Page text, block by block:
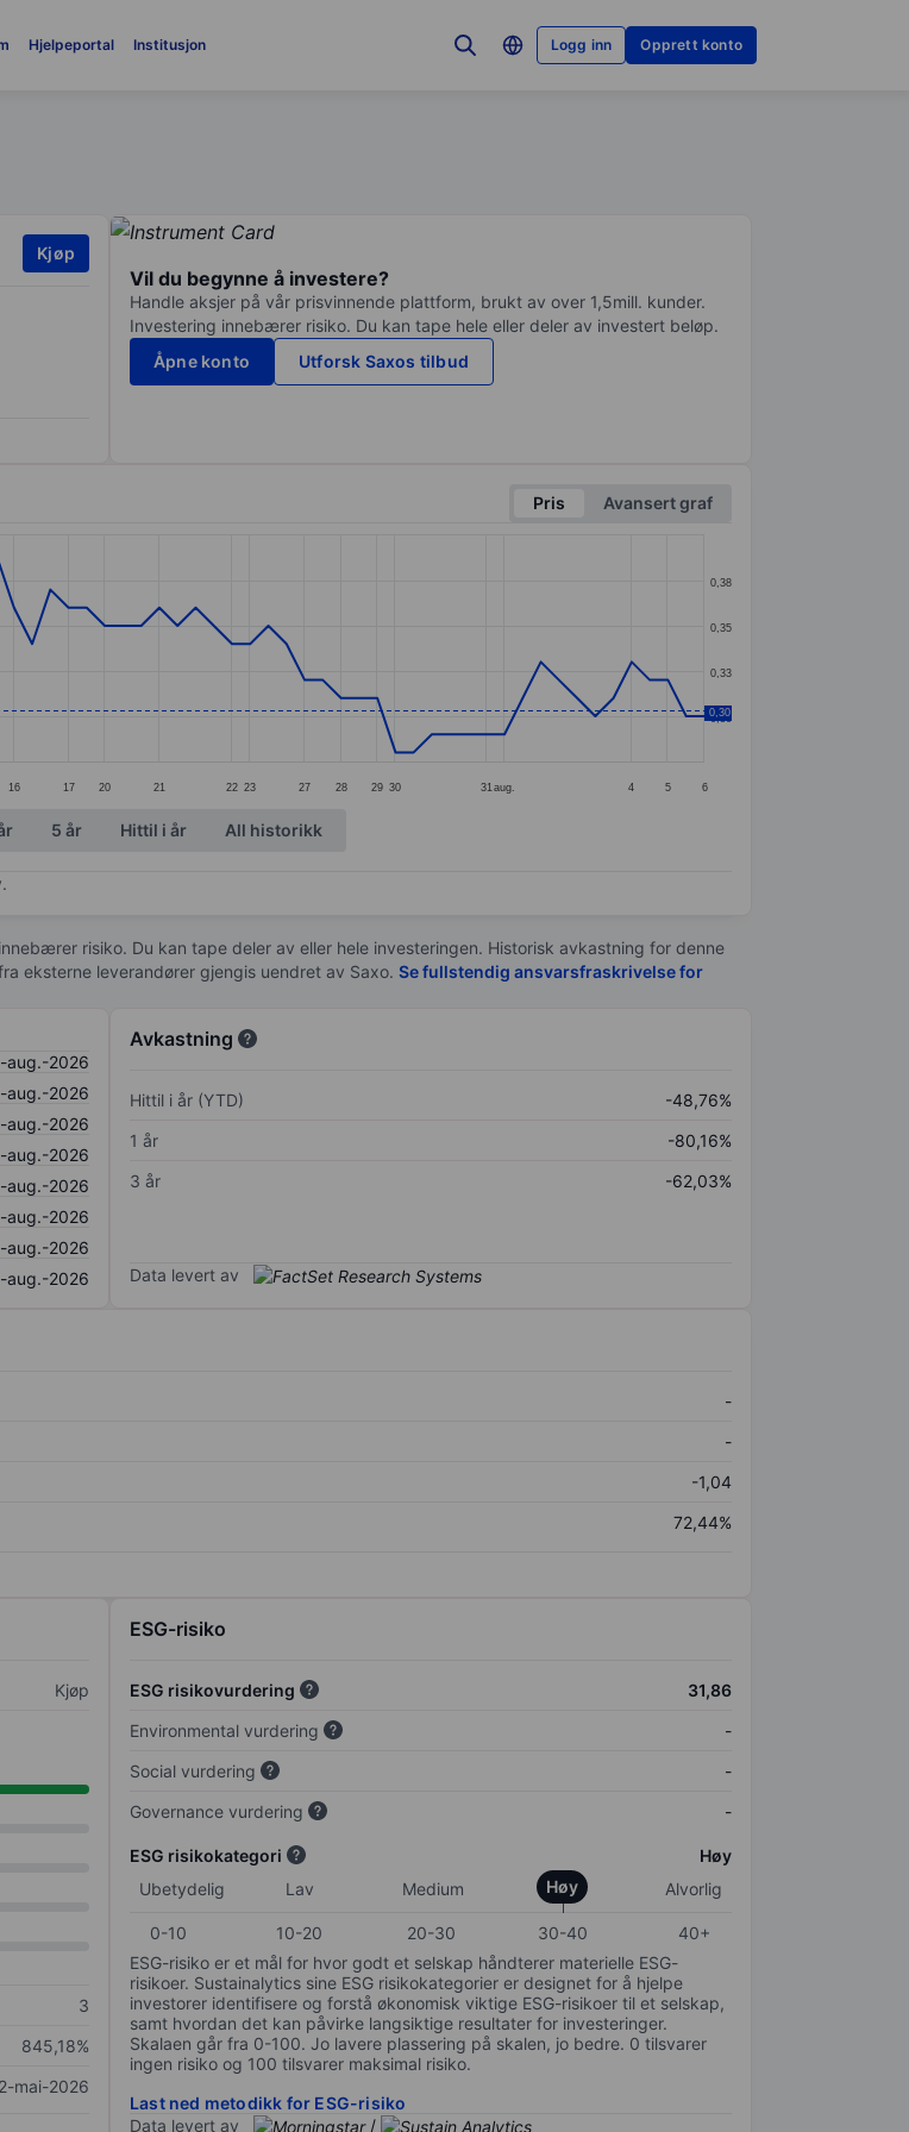
Hjelpeportal Institusjon Logg inn Opprett konto
Kjøp
Vil du begynne å investere?
Handle aksjer på vår prisvinnende plattform, brukt av over 1,5mill. kunder.
Investering innebærer risiko. Du kan tape hele eller deler av investert beløp.
Åpne konto
Utforsk Saxos tilbud
Pris
Avansert graf
0.28 to 0.39.
16 17 20 21 22 23 27 28 29 30 31 aug. 4 5 6
0,30
0,33
0,35
0,38
0,30
5 år Hittil i år All historikk
risiko. Du kan tape deler av eller hele investeringen. Historisk avkastning for denne
eksterne leverandører gjengis uendret av Saxo. Se fullstendig ansvarsfraskrivelse for
aug.-2026
aug.-2026
aug.-2026
aug.-2026
aug.-2026
aug.-2026
aug.-2026
aug.-2026
Avkastning
Hittil i år (YTD)
-48,76%
1 år
-80,16%
3 år
-62,03%
Data levert av
-
-
-1,04
72,44%
Kjøp
3
845,18%
mai-2026
ESG-risiko
ESG risikovurdering
31,86
Environmental vurdering
-
Social vurdering
-
Governance vurdering
-
ESG risikokategori
Høy
Ubetydelig
Lav Medium Høy Alvorlig
0-10 10-20 20-30 30-40
40+
ESG-risiko er et mål for hvor godt et selskap håndterer materielle ESG-
risikoer. Sustainalytics sine ESG risikokategorier er designet for å hjelpe
investorer identifisere og forstå økonomisk viktige ESG-risikoer til et selskap,
samt hvordan det kan påvirke langsiktige resultater for investeringer.
Skalaen går fra 0-100. Jo lavere plassering på skalen, jo bedre. 0 tilsvarer
ingen risiko og 100 tilsvarer maksimal risiko.
Last ned metodikk for ESG-risiko
Data levert av
/